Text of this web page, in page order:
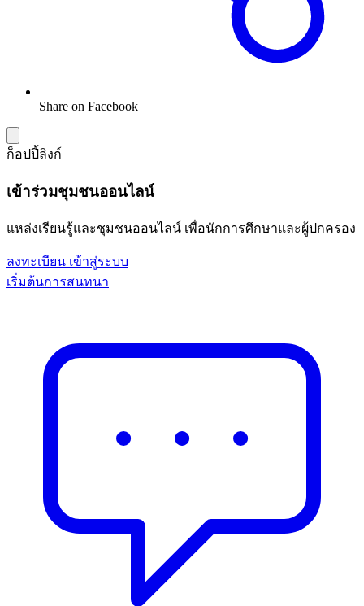
Share on Facebook
ก็อปปี้ลิงก์
เข้าร่วมชุมชนออนไลน์
แหล่งเรียนรู้และชุมชนออนไลน์ เพื่อนักการศึกษาและผู้ปกครอง
ลงทะเบียน เข้าสู่ระบบ
เริ่มต้นการสนทนา